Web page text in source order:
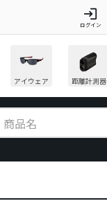
login
ログイン
アイウェア 距離計測器